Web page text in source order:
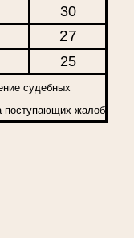
30
27
25
судебных
поступающих жалоб